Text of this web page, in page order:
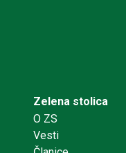
Zelena stolica
O ZS
Vesti